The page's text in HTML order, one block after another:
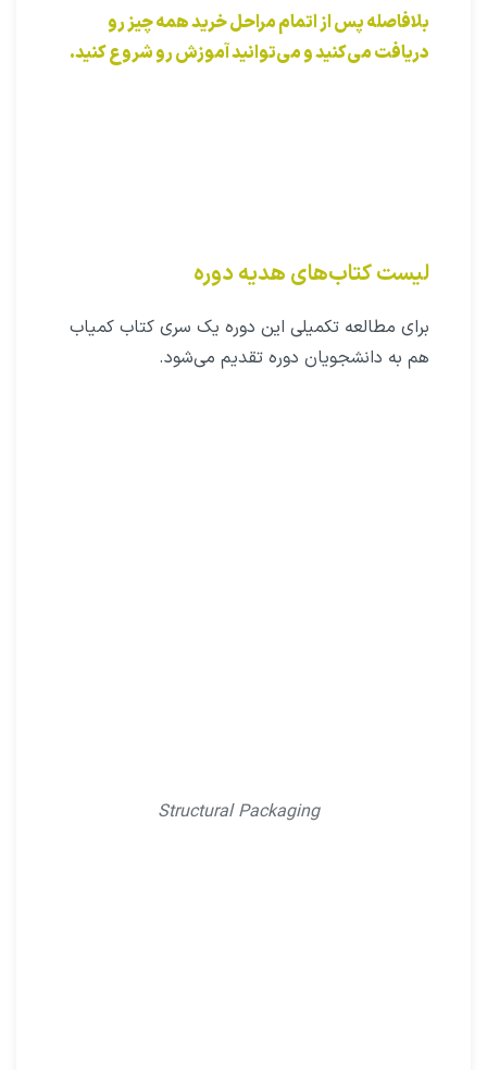
بلافاصله پس از اتمام مراحل خرید همه چیز رو
دریافت می‌کنید و می‌توانید آموزش رو شروع کنید.
لیست کتاب‌های هدیه دوره
برای مطالعه تکمیلی این دوره یک سری کتاب کمیاب
هم به دانشجویان دوره تقدیم می‌شود.
Structural Packaging